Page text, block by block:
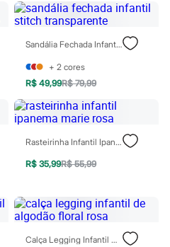
Sandália Fechada Infantil Stitch Transparente
+ 2 cores
R$ 49,99R$ 79,99
Rasteirinha Infantil Ipanema Marie Rosa
R$ 35,99R$ 55,99
Calça Legging Infantil De Algodão Floral Rosa